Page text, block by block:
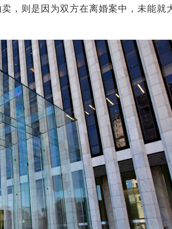
，则是因为双方在离婚案中，未能就